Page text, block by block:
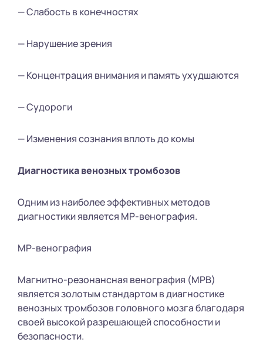
— Слабость в конечностях
— Нарушение зрения
— Концентрация внимания и память ухудшаются
— Судороги
— Изменения сознания вплоть до комы
Диагностика венозных тромбозов
Одним из наиболее эффективных методов
диагностики является МР-венография.
МР-венография
Магнитно-резонансная венография (МРВ)
является золотым стандартом в диагностике
венозных тромбозов головного мозга благодаря
своей высокой разрешающей способности и
безопасности.